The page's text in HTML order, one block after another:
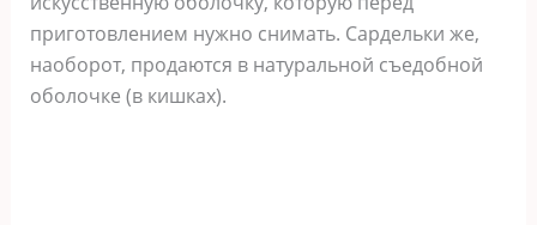
приготовлением нужно снимать. Сардельки же,
наоборот, продаются в натуральной съедобной
оболочке (в кишках).